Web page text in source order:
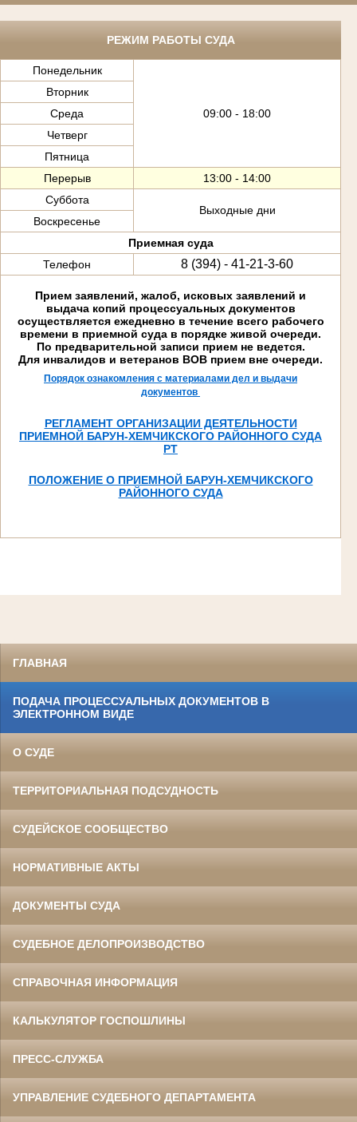
РЕЖИМ РАБОТЫ СУДА
Понедельник
09:00 - 18:00
Вторник
Среда
Четверг
Пятница
Перерыв
13:00 - 14:00
Суббота
Выходные дни
Воскресенье
Приемная суда
Телефон
8 (394) - 41-21-3-60
Прием заявлений, жалоб, исковых заявлений и
выдача копий процессуальных документов
осуществляется ежедневно в течение всего рабочего
времени в приемной суда в порядке живой очереди.
По предварительной записи прием не ведется.
Для инвалидов и ветеранов ВОВ прием вне очереди.
Порядок ознакомления с материалами дел и выдачи
документов
РЕГЛАМЕНТ ОРГАНИЗАЦИИ ДЕЯТЕЛЬНОСТИ
ПРИЕМНОЙ БАРУН-ХЕМЧИКСКОГО РАЙОННОГО СУДА
РТ
ПОЛОЖЕНИЕ О ПРИЕМНОЙ БАРУН-ХЕМЧИКСКОГО
РАЙОННОГО СУДА
ГЛАВНАЯ
ПОДАЧА ПРОЦЕССУАЛЬНЫХ ДОКУМЕНТОВ В
ЭЛЕКТРОННОМ ВИДЕ
О СУДЕ
ТЕРРИТОРИАЛЬНАЯ ПОДСУДНОСТЬ
СУДЕЙСКОЕ СООБЩЕСТВО
НОРМАТИВНЫЕ АКТЫ
ДОКУМЕНТЫ СУДА
СУДЕБНОЕ ДЕЛОПРОИЗВОДСТВО
СПРАВОЧНАЯ ИНФОРМАЦИЯ
КАЛЬКУЛЯТОР ГОСПОШЛИНЫ
ПРЕСС-СЛУЖБА
УПРАВЛЕНИЕ СУДЕБНОГО ДЕПАРТАМЕНТА